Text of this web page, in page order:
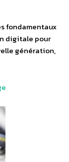
fondamentaux
digitale pour
génération,